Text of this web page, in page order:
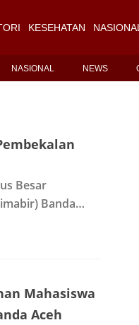
KESEHATAN
NASIONAL NEWS
Besar
Banda
SEUMAPA
Ceumara
Mahasiswa
Aceh